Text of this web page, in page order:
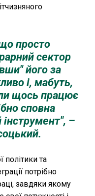
просто
сектор
його за
і, мабуть,
щось працює
сповна
–
політики та
потрібно
завдяки якому